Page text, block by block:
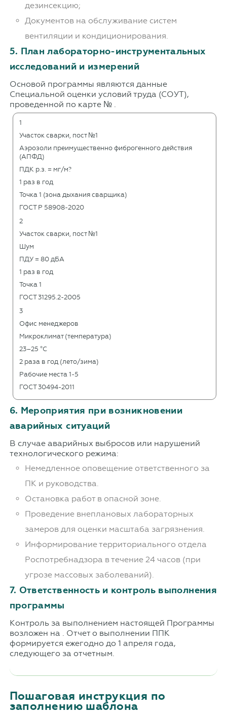
дезинсекцию;
Документов на обслуживание систем
вентиляции и кондиционирования.
5. План лабораторно-инструментальных
исследований и измерений
Основой программы являются данные
Специальной оценки условий труда (СОУТ),
проведенной по карте № .
1
Участок сварки, пост №1
Аэрозоли преимущественно фиброгенного действия
(АПФД)
ПДК р.з. = мг/м?
1 раз в год
Точка 1 (зона дыхания сварщика)
ГОСТ Р 58908-2020
2
Участок сварки, пост №1
Шум
ПДУ = 80 дБА
1 раз в год
Точка 1
ГОСТ 31295.2-2005
3
Офис менеджеров
Микроклимат (температура)
23–25 °C
2 раза в год (лето/зима)
Рабочие места 1-5
ГОСТ 30494-2011
6. Мероприятия при возникновении
аварийных ситуаций
В случае аварийных выбросов или нарушений
технологического режима:
Немедленное оповещение ответственного за
ПК и руководства.
Остановка работ в опасной зоне.
Проведение внеплановых лабораторных
замеров для оценки масштаба загрязнения.
Информирование территориального отдела
Роспотребнадзора в течение 24 часов (при
угрозе массовых заболеваний).
7. Ответственность и контроль выполнения
программы
Контроль за выполнением настоящей Программы
возложен на . Отчет о выполнении ППК
формируется ежегодно до 1 апреля года,
следующего за отчетным.
Пошаговая инструкция по
заполнению шаблона